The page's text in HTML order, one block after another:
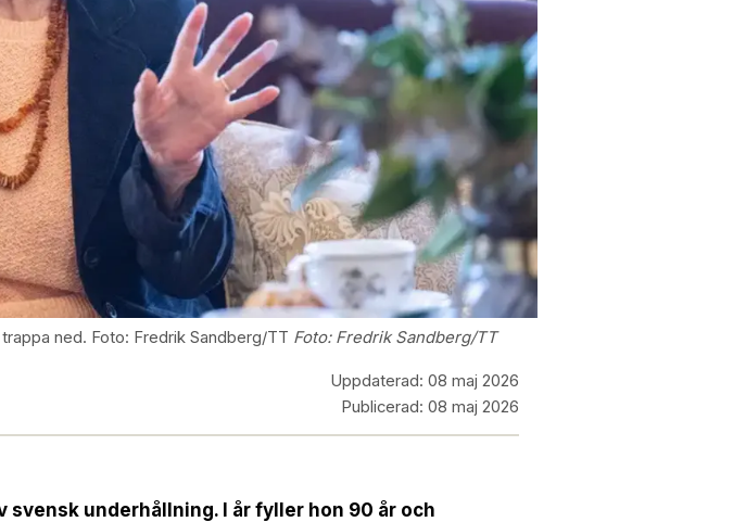
ned. Foto: Fredrik Sandberg/TT Foto: Fredrik Sandberg/TT
Uppdaterad: 08 maj 2026
Publicerad: 08 maj 2026
svensk underhållning. I år fyller hon 90 år och